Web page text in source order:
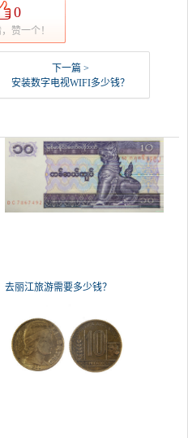
0
赞一个！
下一篇 >
安装数字电视WIFI多少钱？
去丽江旅游需要多少钱？